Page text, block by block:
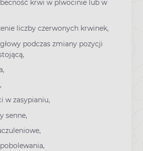
krwi w plwocinie lub w
liczby czerwonych krwinek,
podczas zmiany pozycji
w zasypianiu,
senne,